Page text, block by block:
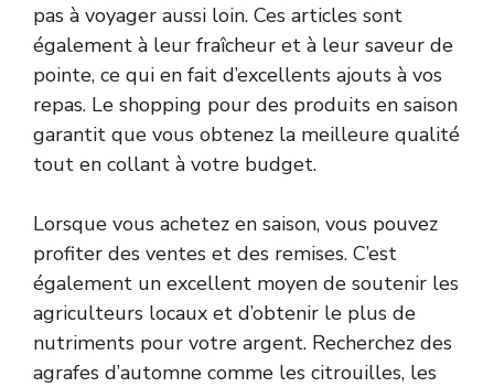
pas à voyager aussi loin. Ces articles sont
également à leur fraîcheur et à leur saveur de
pointe, ce qui en fait d’excellents ajouts à vos
repas. Le shopping pour des produits en saison
garantit que vous obtenez la meilleure qualité
tout en collant à votre budget.
Lorsque vous achetez en saison, vous pouvez
profiter des ventes et des remises. C’est
également un excellent moyen de soutenir les
agriculteurs locaux et d’obtenir le plus de
nutriments pour votre argent. Recherchez des
agrafes d’automne comme les citrouilles, les